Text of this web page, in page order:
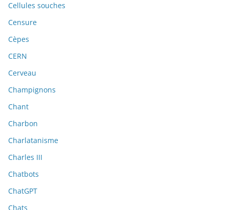
Cellules souches
Censure
Cèpes
CERN
Cerveau
Champignons
Chant
Charbon
Charlatanisme
Charles III
Chatbots
ChatGPT
Chats